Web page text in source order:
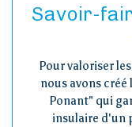
Savoir-
Pour valoriser
nous avons
Ponant" qui
insulaire d'un